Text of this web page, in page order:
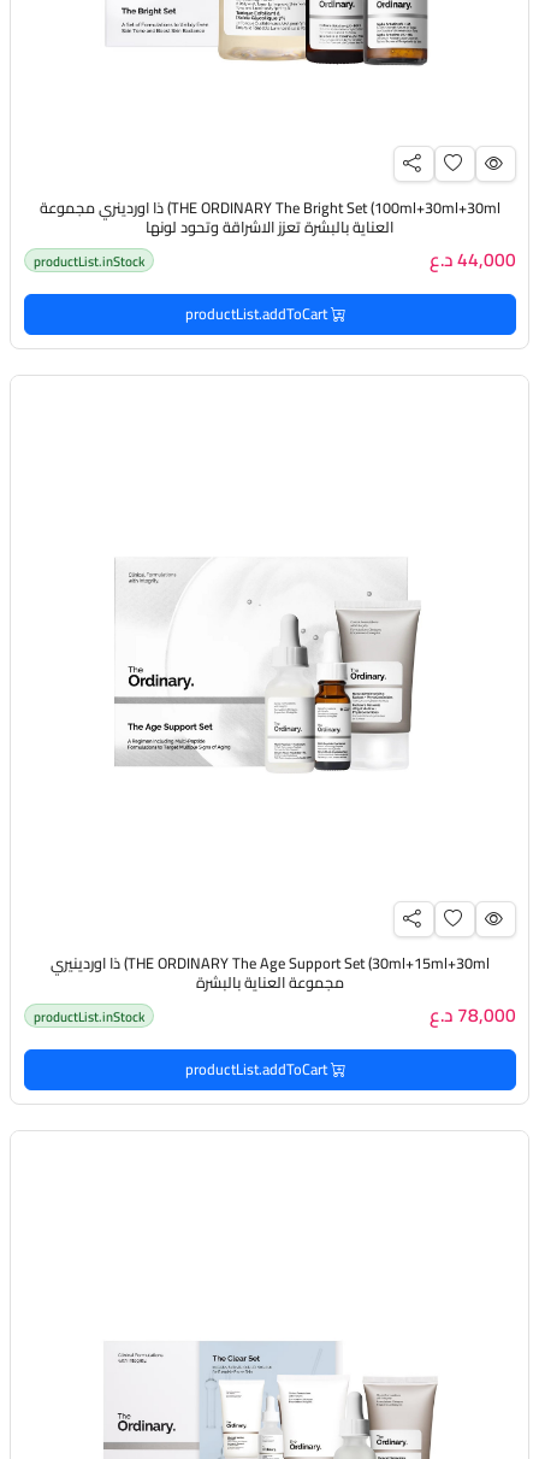
THE ORDINARY The Bright Set (100ml+30ml+30ml) ذا اوردينري مجموعة
العناية بالبشرة تعزز الاشراقة وتحود لونها
44,000 د.ع productList.inStock
productList.addToCart
THE ORDINARY The Age Support Set (30ml+15ml+30ml) ذا اوردينيري
مجموعة العناية بالبشرة
78,000 د.ع productList.inStock
productList.addToCart